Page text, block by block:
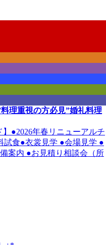
理重視の方必見”婚礼料理
】●2026年春リニューアルチ
試食●衣裳見学 ●会場見学 ●
案内 ●お見積り相談会（所